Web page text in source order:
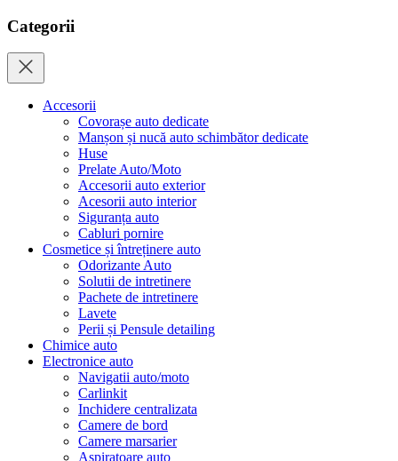
Categorii
Accesorii
Covorașe auto dedicate
Manșon și nucă auto schimbător dedicate
Huse
Prelate Auto/Moto
Accesorii auto exterior
Acesorii auto interior
Siguranța auto
Cabluri pornire
Cosmetice și întreținere auto
Odorizante Auto
Solutii de intretinere
Pachete de intretinere
Lavete
Perii și Pensule detailing
Chimice auto
Electronice auto
Navigatii auto/moto
Carlinkit
Inchidere centralizata
Camere de bord
Camere marsarier
Aspiratoare auto